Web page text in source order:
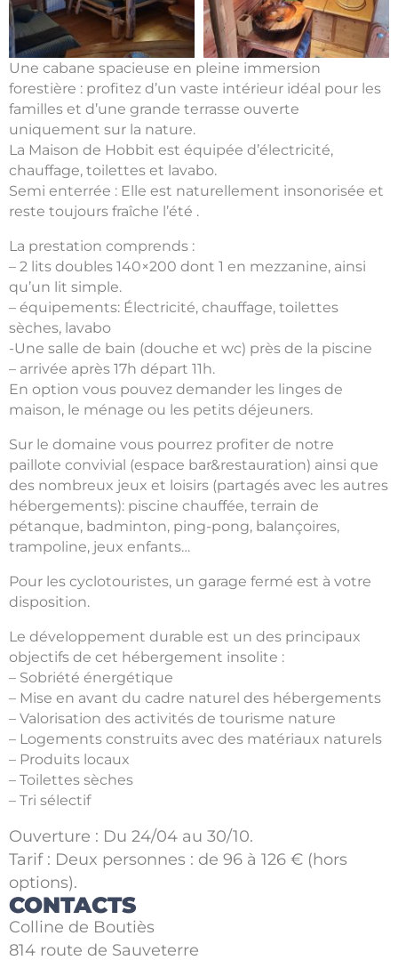
Une cabane spacieuse en pleine immersion
forestière : profitez d’un vaste intérieur idéal pour les
familles et d’une grande terrasse ouverte
uniquement sur la nature.
La Maison de Hobbit est équipée d’électricité,
chauffage, toilettes et lavabo.
Semi enterrée : Elle est naturellement insonorisée et
reste toujours fraîche l’été .
La prestation comprends :
– 2 lits doubles 140×200 dont 1 en mezzanine, ainsi
qu’un lit simple.
– équipements: Électricité, chauffage, toilettes
sèches, lavabo
-Une salle de bain (douche et wc) près de la piscine
– arrivée après 17h départ 11h.
En option vous pouvez demander les linges de
maison, le ménage ou les petits déjeuners.
Sur le domaine vous pourrez profiter de notre
paillote convivial (espace bar&restauration) ainsi que
des nombreux jeux et loisirs (partagés avec les autres
hébergements): piscine chauffée, terrain de
pétanque, badminton, ping-pong, balançoires,
trampoline, jeux enfants…
Pour les cyclotouristes, un garage fermé est à votre
disposition.
Le développement durable est un des principaux
objectifs de cet hébergement insolite :
– Sobriété énergétique
– Mise en avant du cadre naturel des hébergements
– Valorisation des activités de tourisme nature
– Logements construits avec des matériaux naturels
– Produits locaux
– Toilettes sèches
– Tri sélectif
Ouverture : Du 24/04 au 30/10.
Tarif : Deux personnes : de 96 à 126 € (hors
options).
CONTACTS
Colline de Boutiès
814 route de Sauveterre